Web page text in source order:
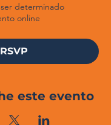
determinado
online
RSVP
este evento